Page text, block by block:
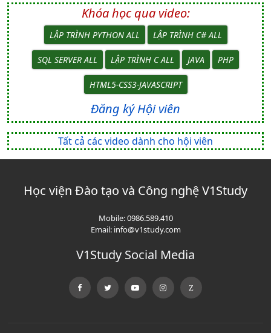
Khóa học qua video:
LẬP TRÌNH PYTHON ALL LẬP TRÌNH C# ALL
SQL SERVER ALL LẬP TRÌNH C ALL JAVA PHP
HTML5-CSS3-JAVASCRIPT
Đăng ký Hội viên
Tất cả các video dành cho hội viên
Học viện Đào tạo và Công nghệ V1Study
Mobile:0986.589.410
Email: info@v1study.com
V1Study Social Media